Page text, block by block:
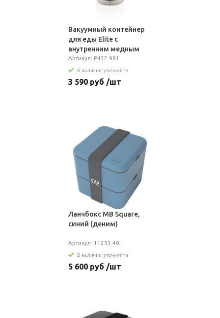
Вакуумный контейнер
для еды Elite с
внутренним медным
покрытием
Артикул: P432.981
В наличии: уточняйте
3 590 руб /шт
Ланчбокс MB Square,
синий (деним)
Артикул: 11253.40
В наличии: уточняйте
5 600 руб /шт